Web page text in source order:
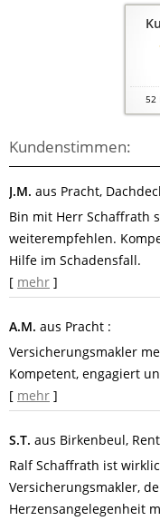
52
Kundenstimmen:
J.M. aus Pracht,
Bin mit Herr Schaffrath
weiterempfehlen.
Hilfe im Schadensfall.
[ mehr ]
A.M. aus Pracht :
Versicherungsmakler
Kompetent, engagiert
[ mehr ]
S.T. aus Birkenbeul,
Ralf Schaffrath ist
Versicherungsmakler,
Herzensangelegenheit